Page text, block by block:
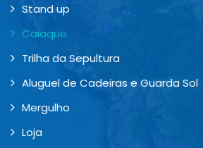
Stand up
Caiaque
Trilha da Sepultura
Aluguel de Cadeiras e Guarda Sol
Mergulho
Loja